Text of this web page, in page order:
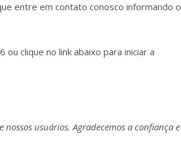
entre em contato conosco informando o
clique no link abaixo para iniciar a
usuários. Agradecemos a confiança e